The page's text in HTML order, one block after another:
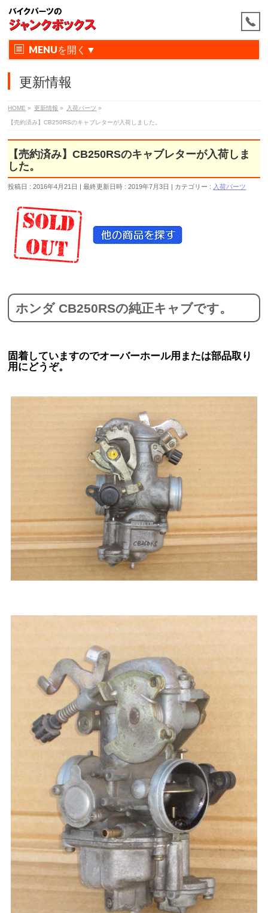
MENU
更新情報
HOME » 更新情報 » 入荷パーツ »
【売約済み】CB250RSのキャブレターが入荷しました。
【売約済み】CB250RSのキャブレターが入荷しま
した。
投稿日 : 2016年4月21日 最終更新日時 : 2019年7月3日 カテゴリー : 入荷パーツ
ホンダ CB250RSの純正キャブです。
固着していますのでオーバーホール用または部品取り
用にどうぞ。